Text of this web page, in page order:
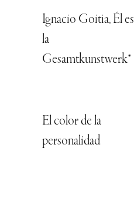
Ignacio Goitia, Él es
la
Gesamtkunstwerk*
El color de la
personalidad